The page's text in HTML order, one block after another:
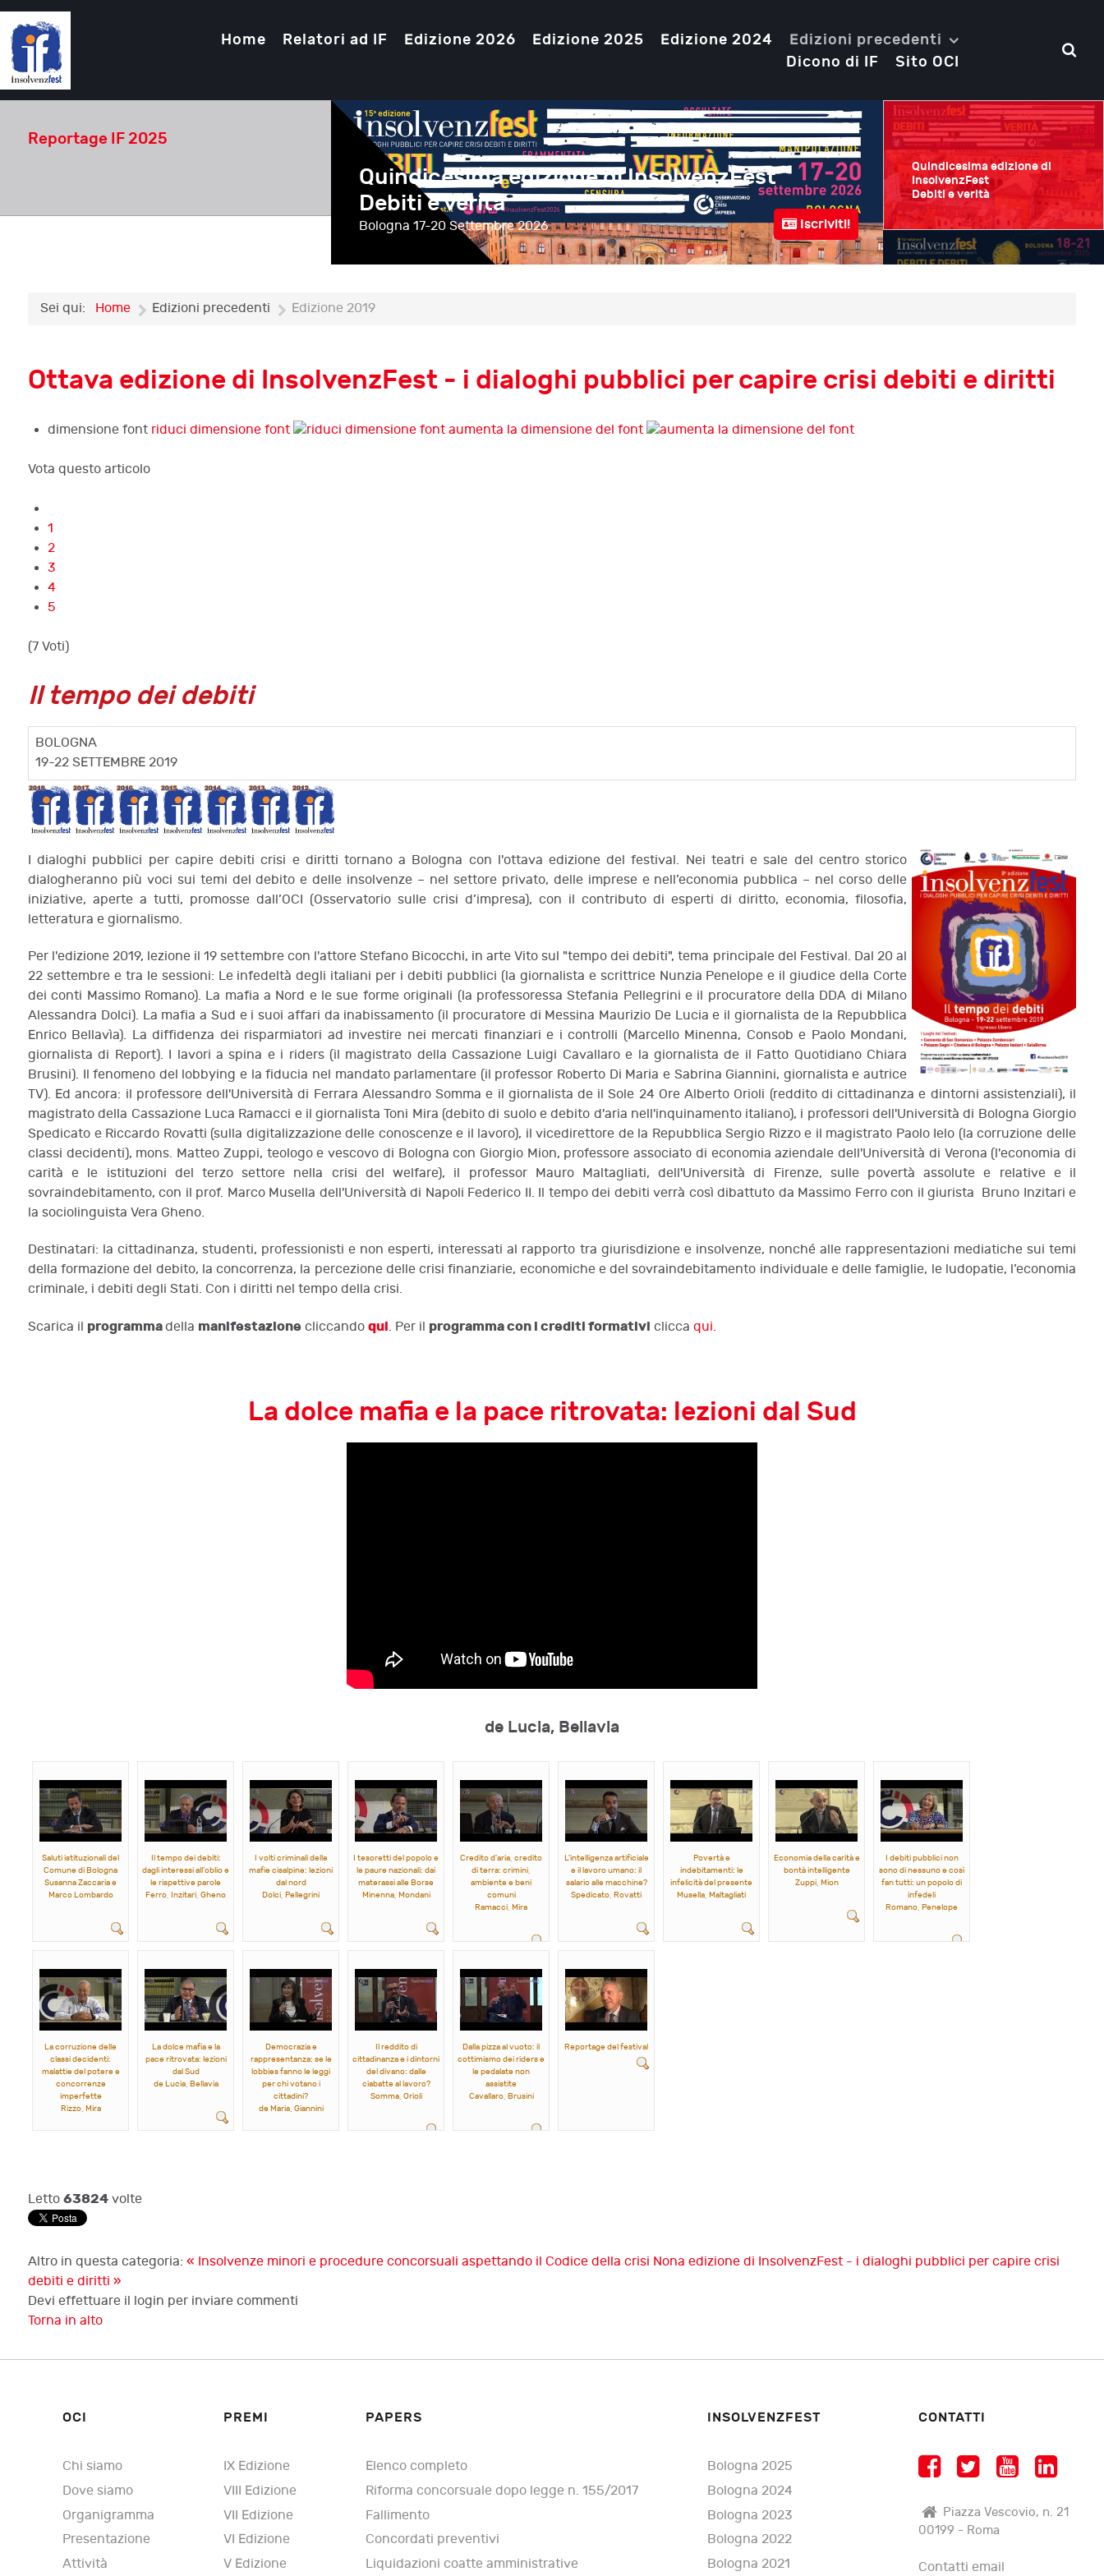
Home Relatori ad IF Edizione 2026 Edizione 2025 Edizione 2024
Edizioni precedenti
Dicono di IF
Sito OCI
Reportage IF 2025
Iscriviti!
Quindicesima edizione di InsolvenzFest
Debiti e verità
Bologna 17-20 Settembre 2026
Quattordicesima
Debiti e debiti
Bologna 18-21 Settembre 2025
Quindicesima edizione di
InsolvenzFest
Debiti e verità
Sei qui: Home Edizioni precedenti Edizione 2019
Ottava edizione di InsolvenzFest - i dialoghi pubblici per capire crisi debiti e diritti
dimensione font riduci dimensione font aumenta la dimensione del font
Vota questo articolo
1
2
3
4
5
(7 Voti)
Il tempo dei debiti
BOLOGNA
19-22 SETTEMBRE 2019
I dialoghi pubblici per capire debiti crisi e diritti tornano a Bologna con l'ottava edizione del festival. Nei teatri e sale del centro storico
dialogheranno più voci sui temi del debito e delle insolvenze – nel settore privato, delle imprese e nell’economia pubblica – nel corso delle
iniziative, aperte a tutti, promosse dall’OCI (Osservatorio sulle crisi d’impresa), con il contributo di esperti di diritto, economia, filosofia,
letteratura e giornalismo.
Per l'edizione 2019, lezione il 19 settembre con l'attore Stefano Bicocchi, in arte Vito sul "tempo dei debiti", tema principale del Festival. Dal 20 al
22 settembre e tra le sessioni: Le infedeltà degli italiani per i debiti pubblici (la giornalista e scrittrice Nunzia Penelope e il giudice della Corte
dei conti Massimo Romano). La mafia a Nord e le sue forme originali (la professoressa Stefania Pellegrini e il procuratore della DDA di Milano
Alessandra Dolci). La mafia a Sud e i suoi affari da inabissamento (il procuratore di Messina Maurizio De Lucia e il giornalista de la Repubblica
Enrico Bellavìa). La diffidenza dei risparmiatori ad investire nei mercati finanziari e i controlli (Marcello Minenna, Consob e Paolo Mondani,
giornalista di Report). I lavori a spina e i riders (il magistrato della Cassazione Luigi Cavallaro e la giornalista de il Fatto Quotidiano Chiara
Brusini). Il fenomeno del lobbying e la fiducia nel mandato parlamentare (il professor Roberto Di Maria e Sabrina Giannini, giornalista e autrice
TV). Ed ancora: il professore dell'Università di Ferrara Alessandro Somma e il giornalista de il Sole 24 Ore Alberto Orioli (reddito di cittadinanza e dintorni assistenziali), il
magistrato della Cassazione Luca Ramacci e il giornalista Toni Mira (debito di suolo e debito d'aria nell'inquinamento italiano), i professori dell'Università di Bologna Giorgio
Spedicato e Riccardo Rovatti (sulla digitalizzazione delle conoscenze e il lavoro), il vicedirettore de la Repubblica Sergio Rizzo e il magistrato Paolo Ielo (la corruzione delle
classi decidenti), mons. Matteo Zuppi, teologo e vescovo di Bologna con Giorgio Mion, professore associato di economia aziendale dell'Università di Verona (l'economia di
carità e le istituzioni del terzo settore nella crisi del welfare), il professor Mauro Maltagliati, dell'Università di Firenze, sulle povertà assolute e relative e il
sovraindebitamento, con il prof. Marco Musella dell'Università di Napoli Federico II. Il tempo dei debiti verrà così dibattuto da Massimo Ferro con il giurista Bruno Inzitari e
la sociolinguista Vera Gheno.
Destinatari: la cittadinanza, studenti, professionisti e non esperti, interessati al rapporto tra giurisdizione e insolvenze, nonché alle rappresentazioni mediatiche sui temi
della formazione del debito, la concorrenza, la percezione delle crisi finanziarie, economiche e del sovraindebitamento individuale e delle famiglie, le ludopatie, l’economia
criminale, i debiti degli Stati. Con i diritti nel tempo della crisi.
Scarica il programmadella manifestazione cliccando qui. Per il programma con i crediti formativi clicca qui.
La dolce mafia e la pace ritrovata: lezioni dal Sud
de Lucia, Bellavia
Saluti istituzionali del
Comune di Bologna
Susanna Zaccaria e
Marco Lombardo
Il tempo dei debiti:
dagli interessi all'oblio e
le rispettive parole
Ferro, Inzitari, Gheno
I volti criminali delle
mafie cisalpine: lezioni
dal nord
Dolci, Pellegrini
I tesoretti del popolo e
le paure nazionali: dai
materassi alle Borse
Minenna, Mondani
Credito d'aria, credito
di terra: crimini,
ambiente e beni
comuni
Ramacci, Mira
L'intelligenza artificiale
e il lavoro umano: il
salario alle macchine?
Spedicato, Rovatti
Povertà e
indebitamenti: le
infelicità del presente
Musella, Maltagliati
Economia della carità e
bontà intelligente
Zuppi, Mion
I debiti pubblici non
sono di nessuno e così
fan tutti: un popolo di
infedeli
Romano, Penelope
La corruzione delle
classi decidenti:
malattie del potere e
concorrenze
imperfette
Rizzo, Mira
La dolce mafia e la
pace ritrovata: lezioni
dal Sud
de Lucia, Bellavia
Democrazia e
rappresentanza: se le
lobbies fanno le leggi
per chi votano i
cittadini?
de Maria, Giannini
Il reddito di
cittadinanza e i dintorni
del divano: dalle
ciabatte al lavoro?
Somma, Orioli
Dalla pizza al vuoto: il
cottimismo dei riders e
le pedalate non
assistite
Cavallaro, Brusini
Reportage del festival
Letto 63824 volte
Altro in questa categoria: « Insolvenze minori e procedure concorsuali aspettando il Codice della crisi Nona edizione di InsolvenzFest - i dialoghi pubblici per capire crisi
debiti e diritti »
Devi effettuare il login per inviare commenti
Torna in alto
OCI
Chi siamo
Dove siamo
Organigramma
Presentazione
Attività
PREMI
IX Edizione
VIII Edizione
VII Edizione
VI Edizione
V Edizione
PAPERS
Elenco completo
Riforma concorsuale dopo legge n. 155/2017
Fallimento
Concordati preventivi
Liquidazioni coatte amministrative
INSOLVENZFEST
Bologna 2025
Bologna 2024
Bologna 2023
Bologna 2022
Bologna 2021
CONTATTI
Piazza Vescovio, n. 21
00199 - Roma
Contatti email